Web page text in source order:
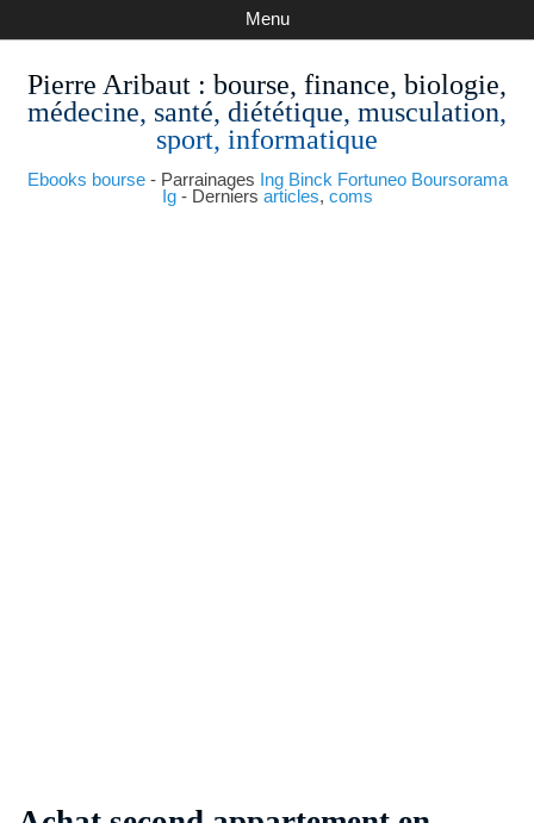
Pierre Aribaut : bourse, finance, biologie,
médecine, santé, diététique, musculation,
sport, informatique
Ebooks bourse- Parrainages Ing Binck Fortuneo Boursorama
Ig- Derniers articles, coms
Menu